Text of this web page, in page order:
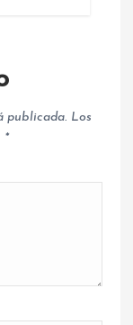
publicada. Los
*